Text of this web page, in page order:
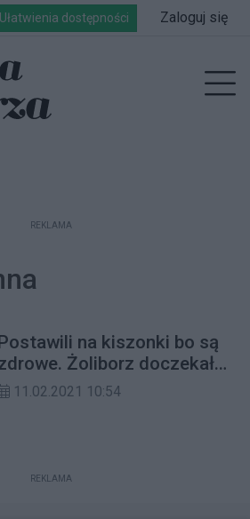
Ułatwienia dostępności Zaloguj się
informacja dla podatników posiadających
REKLAMA
na kiszonki bo są
Żoliborz doczekał
Zakwasowni
11.02.2021 10:54
REKLAMA